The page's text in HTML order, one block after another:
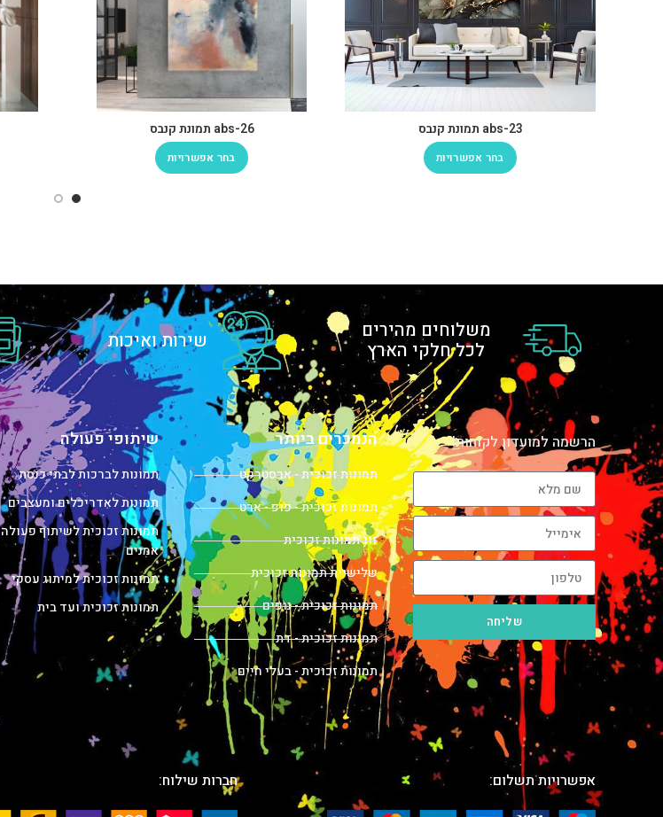
abs-23 תמונת קנבס
בחר אפשרויות
abs-26 תמונת קנבס
בחר אפשרויות
משלוחים מהירים
לכל חלקי הארץ שירות ואיכות
הרשמה למועדון לקוחות!
שליחה
הנמכרים ביותר
תמונות זכוכית - אבסטרקט
תמונות זכוכית - פופ - ארט
זוג תמונות זכוכית
שלישיית תמונות זכוכית
תמונות זכוכית - נופים
תמונות זכוכית - דת
תמונות זכוכית - בעלי חיים
שיתופי פעולה
תמונות לברכות לבתי כנסת
תמונות לאדריכלים ומעצבים
תמונות זכוכית לשיתוף פעולה
אמנים
תמונות זכוכית למיתוג עסקי
תמונות זכוכית ועד בית
אפשרויות תשלום: חברות שילוח: